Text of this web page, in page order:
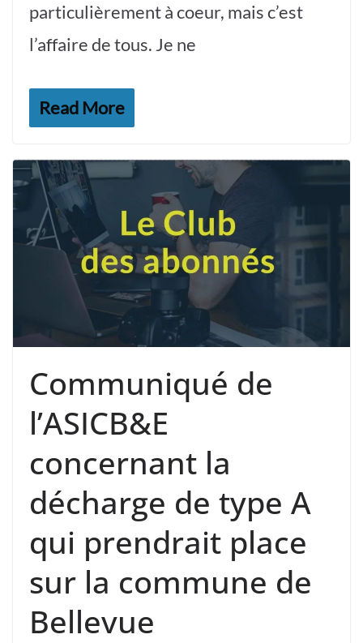
particulièrement à coeur, mais c’est
l’affaire de tous. Je ne
Read More
Communiqué de
l’ASICB&E
concernant la
décharge de type A
qui prendrait place
sur la commune de
Bellevue